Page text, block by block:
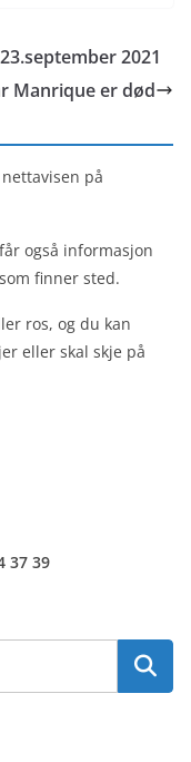
2021
Manrique er død
på
også informasjon
finner sted.
ros, og du kan
eller skal skje på
37 39